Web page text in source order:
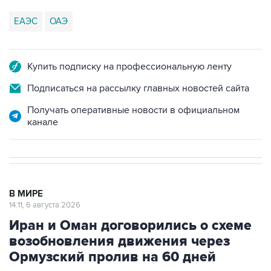
ЕАЭС ОАЭ
Купить подписку на профессиональную ленту
Подписаться на рассылку главных новостей сайта
Получать оперативные новости в официальном
канале
В МИРЕ
14:11, 6 августа 2026
Иран и Оман договорились о схеме
возобновления движения через
Ормузский пролив на 60 дней